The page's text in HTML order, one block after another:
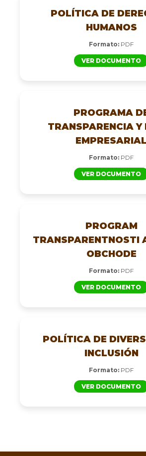
POLÍTICA DE
HUMANOS
Formato: PDF
VER DOCUMENTO
PROGRAMA
TRANSPARENCIA Y
EMPRESARIAL
Formato: PDF
VER DOCUMENTO
PROGRAM
TRANSPARENTNOSTI
OBCHODE
Formato: PDF
VER DOCUMENTO
POLÍTICA DE
INCLUSIÓN
Formato: PDF
VER DOCUMENTO